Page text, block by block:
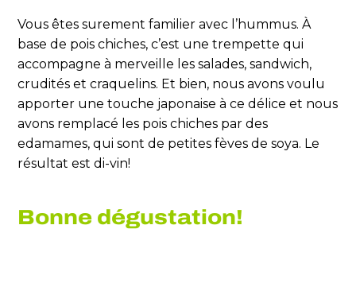
Vous êtes surement familier avec l’hummus. À
base de pois chiches, c’est une trempette qui
accompagne à merveille les salades, sandwich,
crudités et craquelins. Et bien, nous avons voulu
apporter une touche japonaise à ce délice et nous
avons remplacé les pois chiches par des
edamames, qui sont de petites fèves de soya. Le
résultat est di-vin!
Bonne dégustation!